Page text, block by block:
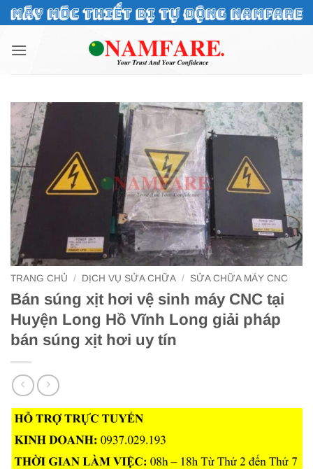
Bỏ
qua
nội
TRANG CHỦ / DỊCH VỤ SỬA CHỮA / SỬA CHỮA MÁY CNC
Bán súng xịt hơi vệ sinh máy CNC tại
Huyện Long Hồ Vĩnh Long giải pháp
bán súng xịt hơi uy tín